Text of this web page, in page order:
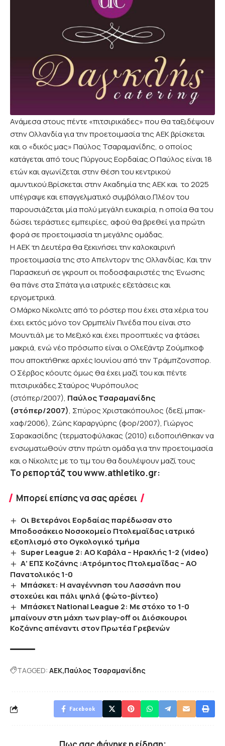
Ανάμεσα στους πέντε «πιτσιρικάδες» που θα ταξιδέψουν
στην Ολλανδία για την προετοιμασία της ΑΕΚ βρίσκεται
και ο «δικός μας» Παύλος Τσαραμανίδης, ο οποίος
κατάγεται από τους Πύργους Εορδαίας.Ο Παύλος είναι 18
ετών και αγωνίζεται στην θέση του κεντρικού
αμυντικού.Βρίσκεται στην Ακαδημία της ΑΕΚ και το 2025
υπέγραψε και επαγγελματικό συμβόλαιο.Πλέον του
παρουσιάζεται μία πολύ μεγάλη ευκαιρία, η οποία θα του
δώσει τεράστιες εμπειρίες, αφού θα βρεθεί για πρώτη
φορά σε προετοιμασία τη μεγάλης ομάδας.
Η ΑΕΚ τη Δευτέρα θα ξεκινήσει την καλοκαιρινή
προετοιμασία της στο Απελντορν της Ολλανδίας. Και την
Παρασκευή σε γκρουπ οι ποδοσφαιριστές της Ένωσης
θα πάνε στα Σπάτα για ιατρικές εξετάσεις και
εργομετρικά.
Ο Μάρκο Νίκολιτς από το ρόστερ που έχει στα χέρια του
έχει εκτός μόνο τον Ορμπελίν Πινέδα που είναι στο
Μουντιάλ με το Μεξικό και έχει προοπτικές να φτάσει
μακριά, ενώ νέο πρόσωπο είναι ο Ολεξάντρ Ζούμπκοφ
που αποκτήθηκε αρχές Ιουνίου από την Τράμπζονσπορ.
Ο Σέρβος κόουτς όμως θα έχει μαζί του και πέντε
πιτσιρικάδες.Σταύρος Ψυρόπουλος
(στόπερ/2007), Παύλος Τσαραμανίδης
(στόπερ/2007), Σπύρος Χριστακόπουλος (δεξί μπακ-
χαφ/2006), Ζώης Καραργύρης (φορ/2007), Γιώργος
Σαρακασίδης (τερματοφύλακας (2010) ειδοποιήθηκαν να
ενσωματωθούν στην πρώτη ομάδα για την προετοιμασία
και ο Νίκολιτς με το τιμ του θα δουλέψουν μαζί τους
Το ρεπορτάζ τουwww.athletiko.gr:
Μπορεί επίσης να σας αρέσει
Οι Βετεράνοι Εορδαίας παρέδωσαν στο
Μποδοσάκειο Νοσοκομείο Πτολεμαϊδας ιατρικό
εξοπλισμό στο Ογκολογικό τμήμα
Super League 2: AO Kαβάλα – Ηρακλής 1-2 (video)
Α’ ΕΠΣ Κοζάνης :Ατρόμητος Πτολεμαΐδας – ΑΟ
Πανατολικός 1-0
Μπάσκετ: Η αναγέννηση του Λασσάνη που
στοχεύει και πάλι ψηλά (φώτο-βίντεο)
Μπάσκετ National League 2: Με στόχο το 1-0
μπαίνουν στη μάχη των play-off οι Διόσκουροι
Κοζάνης απέναντι στον Πρωτέα Γρεβενών
TAGGED: ΑΕΚ Παύλος Τσαραμανίδης
Facebook